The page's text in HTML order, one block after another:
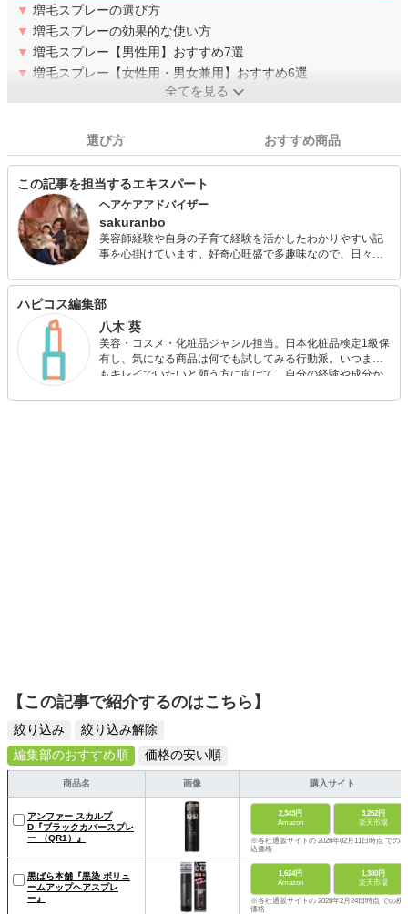
▼ 増毛スプレーの選び方
▼ 増毛スプレーの効果的な使い方
▼ 増毛スプレー【男性用】おすすめ7選
▼ 増毛スプレー【女性用・男女兼用】おすすめ6選
全てを見る
選び方 おすすめ商品
この記事を担当するエキスパート
ヘアケアアドバイザー
sakuranbo
美容師経験や自身の子育て経験を活かしたわかりやすい記
事を心掛けています。好奇心旺盛で多趣味なので、日々学
ジが好きなので美容師時代は趣味のカメラでモデルを使っ
た撮影や、コンテストでの入賞経験あり。海外生活を経て
ます。 忙しくても手抜きでもおしゃれを楽しみたい、そん
な女性を応援します！ ◆美容師免許◆ヘアケアマイスター
ハピコス編集部
八木 葵
美容・コスメ・化粧品ジャンル担当。日本化粧品検定1級保
有し、気になる商品は何でも試してみる行動派。いつまで
もキレイでいたいと願う方に向けて、自分の経験や成分か
【この記事で紹介するのはこちら】
絞り込み
絞り込み解除
編集部のおすすめ順
価格の安い順
商品名 画像 購入サイト
アンファー スカルプ
D『ブラックカバースプレ
ー （QR1）』
2,343円
Amazon
3,252円
楽天市場
※各社通販サイトの 2026年02月11日時点 での税
込価格
黒ばら本舗『黒染 ボリュ
ームアップヘアスプレ
ー』
1,624円
Amazon
1,380円
楽天市場
※各社通販サイトの 2026年2月24日時点 での税
価格